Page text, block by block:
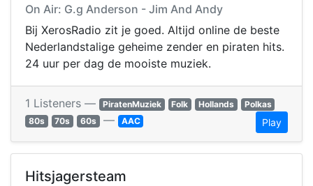
On Air: G.g Anderson - Jim And Andy
Bij XerosRadio zit je goed. Altijd online de beste
Nederlandstalige geheime zender en piraten hits.
24 uur per dag de mooiste muziek.
1 Listeners — PiratenMuziek Folk Hollands
Polkas
80s
70s 60s — AAC Play
Hitsjagersteam